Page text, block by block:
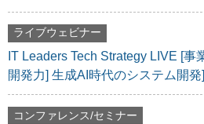
ライブウェビナー
IT Leaders Tech Strategy LIVE [
開発力] 生成AI時代のシステム開発]
コンファレンス/セミナー